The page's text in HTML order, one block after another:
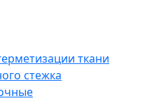
ткани
стежка